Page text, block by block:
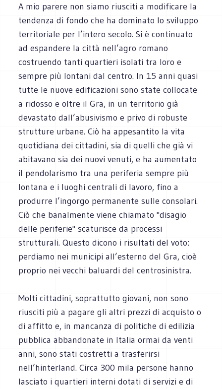
A mio parere non siamo riusciti a modificare la
tendenza di fondo che ha dominato lo sviluppo
territoriale per l’intero secolo. Si è continuato
ad espandere la città nell’agro romano
costruendo tanti quartieri isolati tra loro e
sempre più lontani dal centro. In 15 anni quasi
tutte le nuove edificazioni sono state collocate
a ridosso e oltre il Gra, in un territorio già
devastato dall’abusivismo e privo di robuste
strutture urbane. Ciò ha appesantito la vita
quotidiana dei cittadini, sia di quelli che già vi
abitavano sia dei nuovi venuti, e ha aumentato
il pendolarismo tra una periferia sempre più
lontana e i luoghi centrali di lavoro, fino a
produrre l’ingorgo permanente sulle consolari.
Ciò che banalmente viene chiamato "disagio
delle periferie" scaturisce da processi
strutturali. Questo dicono i risultati del voto:
perdiamo nei municipi all’esterno del Gra, cioè
proprio nei vecchi baluardi del centrosinistra.
Molti cittadini, soprattutto giovani, non sono
riusciti più a pagare gli altri prezzi di acquisto o
di affitto e, in mancanza di politiche di edilizia
pubblica abbandonate in Italia ormai da venti
anni, sono stati costretti a trasferirsi
nell’hinterland. Circa 300 mila persone hanno
lasciato i quartieri interni dotati di servizi e di